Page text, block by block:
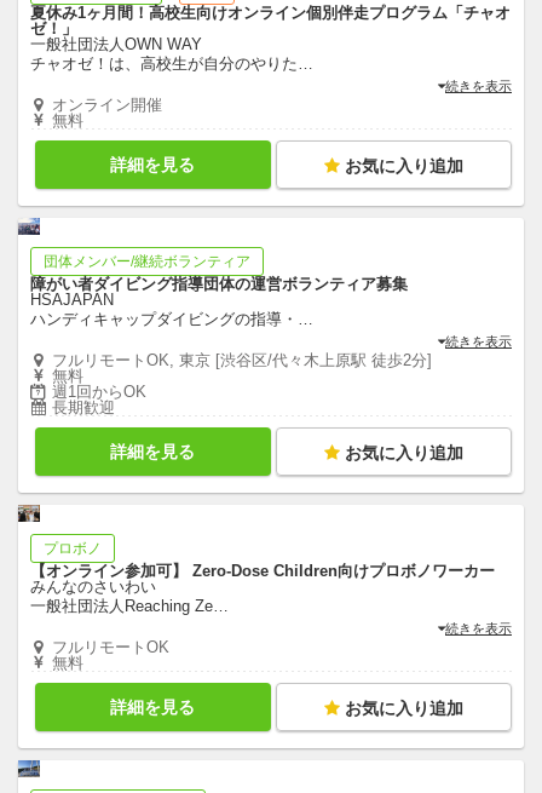
夏休み1ヶ月間！高校生向けオンライン個別伴走プログラム「チャオ
ゼ！」
一般社団法人OWN WAY
チャオゼ！は、高校生が自分のやりた
続きを表示
オンライン開催
無料
詳細を見る お気に入り追加
団体メンバー/継続ボランティア
障がい者ダイビング指導団体の運営ボランティア募集
HSAJAPAN
ハンディキャップダイビングの指導・
続きを表示
フルリモートOK, 東京 [渋谷区/代々木上原駅 徒歩2分]
無料
週1回からOK
長期歓迎
詳細を見る お気に入り追加
プロボノ
【オンライン参加可】 Zero-Dose Children向けプロボノワーカー
みんなのさいわい
一般社団法人Reaching Ze
続きを表示
フルリモートOK
無料
詳細を見る お気に入り追加